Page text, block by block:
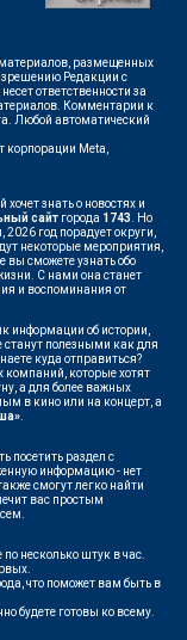
размещенных
Редакции с
ответственности за
Комментарии к
Любой автоматический
Meta,
знать о новостях и
сайт города 1743 . Но
год порадует округи,
некоторые мероприятия,
вы сможете узнать обо
С нами она станет
и воспоминания от
информации об истории,
станут полезными как для
куда отправиться?
которые хотят
а для более важных
в кино или на концерт, а
посетить раздел с
информацию - нет
смогут легко найти
вас простым
по несколько штук в час.
что поможет вам быть в
будете готовы ко всему.